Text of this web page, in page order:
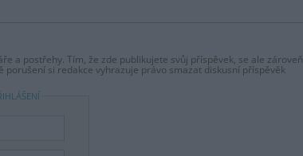
a postřehy. Tím, že zde publikujete svůj příspěvek, se ale zároveň
porušení si redakce vyhrazuje právo smazat diskusní příspěvěk